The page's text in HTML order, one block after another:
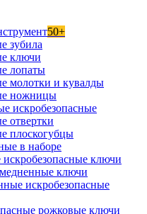
50+
зубила
ключи
лопаты
молотки и кувалды
ножницы
искробезопасные
отвертки
плоскогубцы
в наборе
искробезопасные ключи
ключи
искробезопасные
рожковые ключи